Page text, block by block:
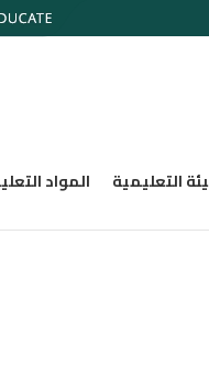
التعليمية المواد